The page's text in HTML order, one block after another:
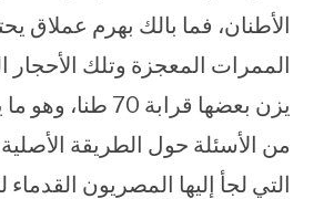
الأطنان، فما بالك بهرم عملاق
الممرات المعجزة وتلك الأحجار
يزن بعضها قرابة 70
من الأسئلة حول الطريقة الأصلية
التي لجأ إليها المصريون القدماء